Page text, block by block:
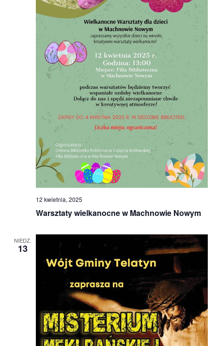
Warsztaty wielkanocne w Machnowie Nowym
12 kwietnia, 2025
NIEDZ.
13